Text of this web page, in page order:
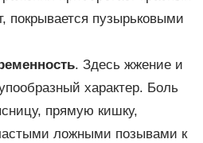
покрывается пузырьковыми
. Здесь жжение и
характер. Боль
прямую кишку,
ложными позывами к